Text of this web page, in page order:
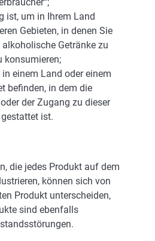
ist, um in Ihrem Land
Gebieten, in denen Sie
Getränke zu
konsumieren;
einem Land oder einem
befinden, in dem die
der Zugang zu dieser
ist.
die jedes Produkt auf dem
können sich von
Produkt unterscheiden,
sind ebenfalls